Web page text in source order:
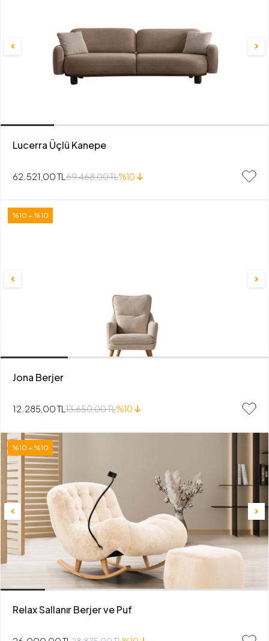
Lucerra Üçlü Kanepe
62.521,00 TL 69.468,00 TL%10
%10 + %10
Jona Berjer
12.285,00 TL 13.650,00 TL%10
%10 + %10
Relax Sallanır Berjer ve Puf